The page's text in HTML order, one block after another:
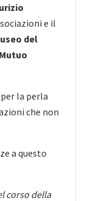
e il
del
la perla
che non
a questo
corso della